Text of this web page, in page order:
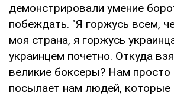
демонстрировали умение
побеждать. "Я горжусь всем,
моя страна, я горжусь
украинцем почетно. Откуда
великие боксеры? Нам просто
посылает нам людей,